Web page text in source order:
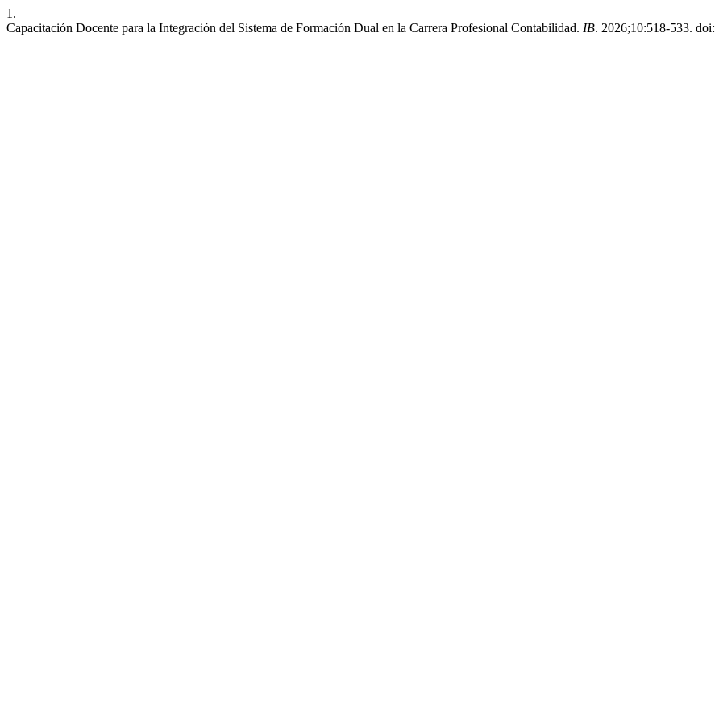
1.
Capacitación Docente para la Integración del Sistema de Formación Dual en la Carrera Profesional Contabilidad. IB. 2026;10:518-533. doi: